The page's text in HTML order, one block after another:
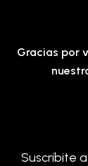
Gracias por
Suscribite